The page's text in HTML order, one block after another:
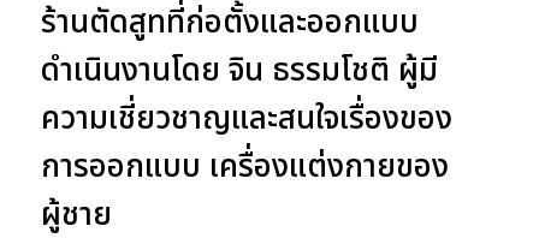
ร้านตัดสูทที่ก่อตั้งและออกแบบ
ดำเนินงานโดย จิน ธรรมโชติ ผู้มี
ความเชี่ยวชาญและสนใจเรื่องของ
การออกแบบ เครื่องแต่งกายของ
ผู้ชาย